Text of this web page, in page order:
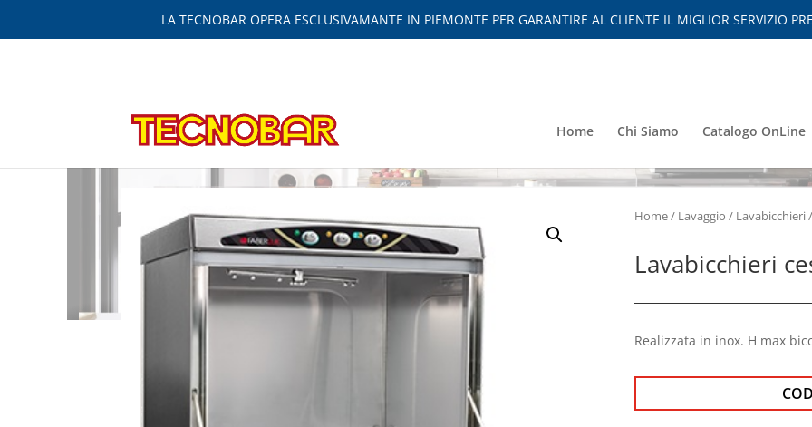
LA TECNOBAR OPERA ESCLUSIVAMANTE IN PIEMONTE PER GARANTIRE AL CLIENTE IL MIGLIOR SERVIZIO
Home Chi Siamo Catalogo OnLine
Home/ Lavaggio / Lavabicchieri
Lavabicchieri
Realizzata in inox. H max